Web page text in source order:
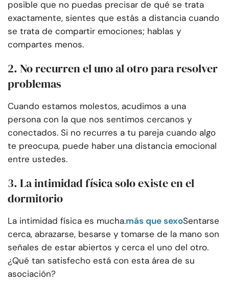
posible que no puedas precisar de qué se trata
exactamente, sientes que estás a distancia cuando
se trata de compartir emociones; hablas y
compartes menos.
2. No recurren el uno al otro para resolver
problemas
Cuando estamos molestos, acudimos a una
persona con la que nos sentimos cercanos y
conectados. Si no recurres a tu pareja cuando algo
te preocupa, puede haber una distancia emocional
entre ustedes.
3. La intimidad física solo existe en el
dormitorio
La intimidad física es mucha.más que sexoSentarse
cerca, abrazarse, besarse y tomarse de la mano son
señales de estar abiertos y cerca el uno del otro.
¿Qué tan satisfecho está con esta área de su
asociación?